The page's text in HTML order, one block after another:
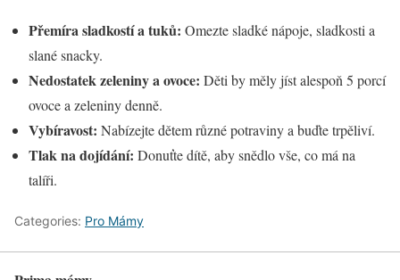
Přemíra sladkostí a tuků: Omezte sladké nápoje, sladkosti a
slané snacky.
Nedostatek zeleniny a ovoce: Děti by měly jíst alespoň 5 porcí
ovoce a zeleniny denně.
Vybíravost: Nabízejte dětem různé potraviny a buďte trpěliví.
Tlak na dojídání: Donuťte dítě, aby snědlo vše, co má na
talíři.
Categories: Pro Mámy